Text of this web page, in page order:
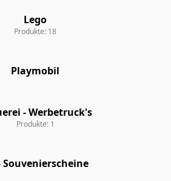
Lego
Produkte: 18
Playmobil
- Werbetruck's
- Werbetruck's
Produkte: 1
Souvenierscheine
Souvenierscheine